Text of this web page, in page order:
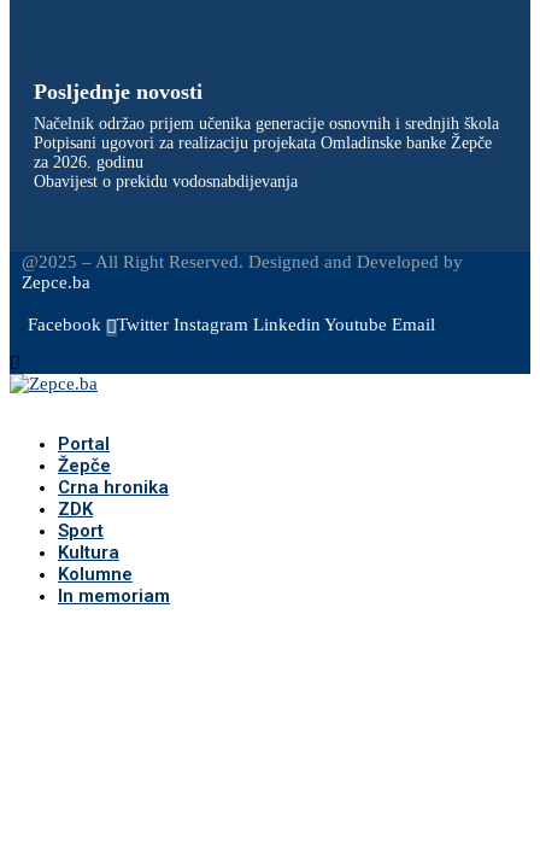
Posljednje novosti
Načelnik održao prijem učenika generacije osnovnih i srednjih škola
Potpisani ugovori za realizaciju projekata Omladinske banke Žepče
za 2026. godinu
Obavijest o prekidu vodosnabdijevanja
@2025 – All Right Reserved. Designed and Developed by
Zepce.ba
Facebook Twitter Instagram Linkedin Youtube Email
Portal
Žepče
Crna hronika
ZDK
Sport
Kultura
Kolumne
In memoriam